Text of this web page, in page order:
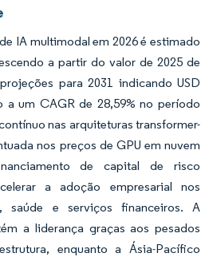
IA multimodal em 2026 é estimado
a partir do valor de 2025 de
para 2031 indicando USD
a um CAGR de 28,59% no período
nas arquiteturas transformer-
nos preços de GPU em nuvem
de capital de risco
a adoção empresarial nos
saúde e serviços financeiros. A
a liderança graças aos pesados
enquanto a Ásia-Pacífico